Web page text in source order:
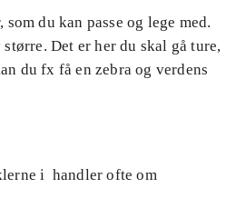
du kan passe og lege med.
Det er her du skal gå ture,
du fx få en zebra og verdens
i handler ofte om